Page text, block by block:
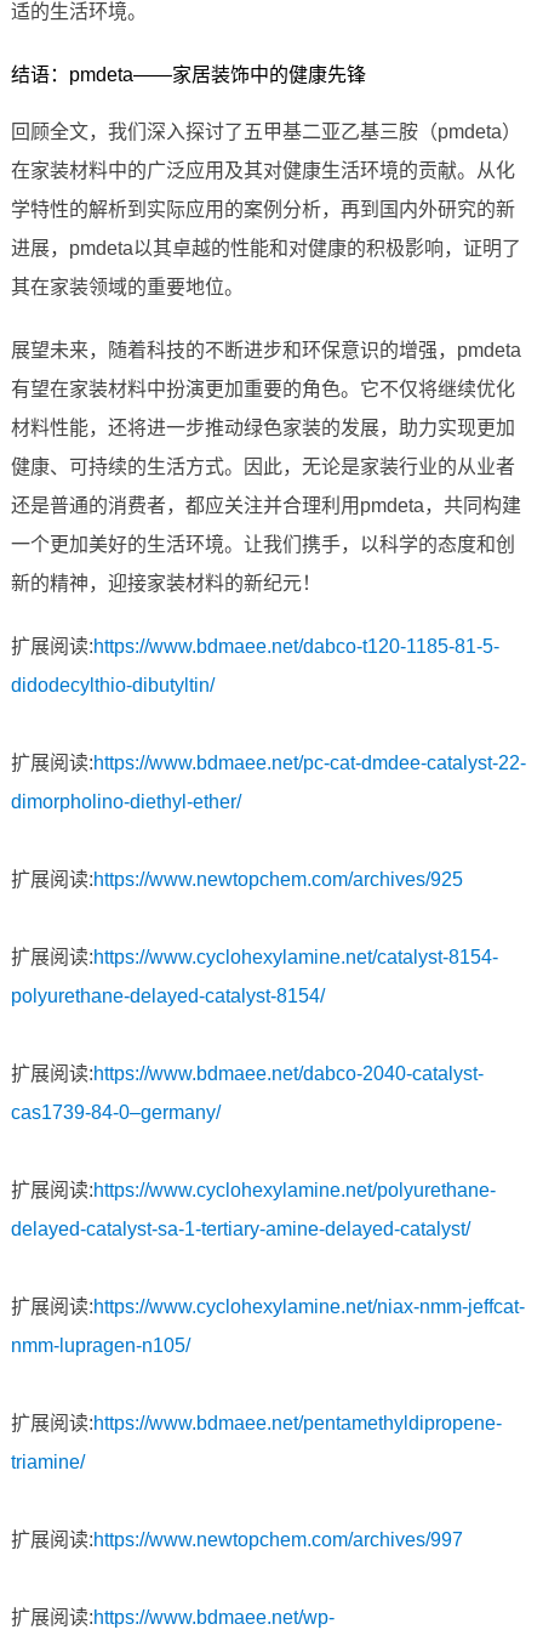
适的生活环境。
结语：pmdeta——家居装饰中的健康先锋
回顾全文，我们深入探讨了五甲基二亚乙基三胺（pmdeta）
在家装材料中的广泛应用及其对健康生活环境的贡献。从化
学特性的解析到实际应用的案例分析，再到国内外研究的新
进展，pmdeta以其卓越的性能和对健康的积极影响，证明了
其在家装领域的重要地位。
展望未来，随着科技的不断进步和环保意识的增强，pmdeta
有望在家装材料中扮演更加重要的角色。它不仅将继续优化
材料性能，还将进一步推动绿色家装的发展，助力实现更加
健康、可持续的生活方式。因此，无论是家装行业的从业者
还是普通的消费者，都应关注并合理利用pmdeta，共同构建
一个更加美好的生活环境。让我们携手，以科学的态度和创
新的精神，迎接家装材料的新纪元！
扩展阅读:https://www.bdmaee.net/dabco-t120-1185-81-5-
didodecylthio-dibutyltin/
扩展阅读:https://www.bdmaee.net/pc-cat-dmdee-catalyst-22-
dimorpholino-diethyl-ether/
扩展阅读:https://www.newtopchem.com/archives/925
扩展阅读:https://www.cyclohexylamine.net/catalyst-8154-
polyurethane-delayed-catalyst-8154/
扩展阅读:https://www.bdmaee.net/dabco-2040-catalyst-
cas1739-84-0–germany/
扩展阅读:https://www.cyclohexylamine.net/polyurethane-
delayed-catalyst-sa-1-tertiary-amine-delayed-catalyst/
扩展阅读:https://www.cyclohexylamine.net/niax-nmm-jeffcat-
nmm-lupragen-n105/
扩展阅读:https://www.bdmaee.net/pentamethyldipropene-
triamine/
扩展阅读:https://www.newtopchem.com/archives/997
扩展阅读:https://www.bdmaee.net/wp-